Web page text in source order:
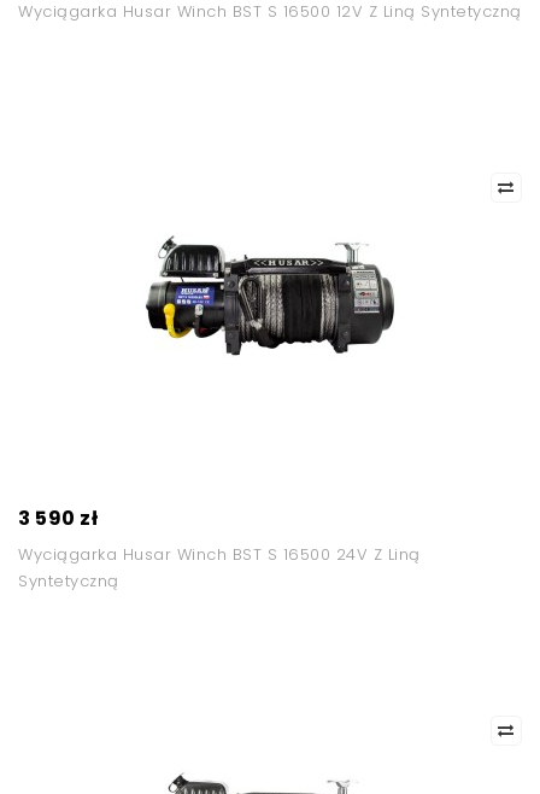
Wyciągarka Husar Winch BST S 16500 12V Z Liną Syntetyczną
3 590 zł
Wyciągarka Husar Winch BST S 16500 24V Z Liną
Syntetyczną